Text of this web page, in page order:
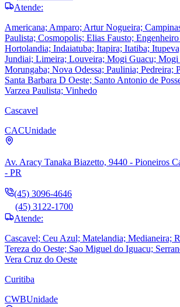
Atende:
Americana; Amparo; Artur Nogueira;
Paulista; Cosmopolis; Elias Fausto;
Hortolandia; Indaiatuba; Itapira; Itatiba;
Jundiai; Limeira; Louveira; Mogi Guacu;
Morungaba; Nova Odessa; Paulinia; Pedreira;
Santa Barbara D Oeste; Santo Antonio de
Varzea Paulista; Vinhedo
Cascavel
CACUnidade
Av. Aracy Tanaka Biazetto, 9440 - Pioneiros
- PR
(45) 3096-4646
(45) 3122-1700
Atende:
Cascavel; Ceu Azul; Matelandia; Medianeira;
Tereza do Oeste; Sao Miguel do Iguacu;
Vera Cruz do Oeste
Curitiba
CWBUnidade